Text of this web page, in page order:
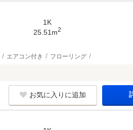
1K
25.51m2
エアコン付き フローリング
お気に入りに追加